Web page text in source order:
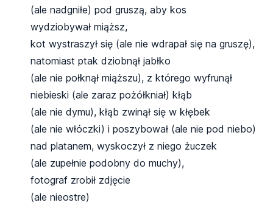
(ale nadgniłe) pod gruszą, aby kos
wydziobywał miąższ,
kot wystraszył się (ale nie wdrapał się na gruszę),
natomiast ptak dziobnął jabłko
(ale nie połknął miąższu), z którego wyfrunął
niebieski (ale zaraz pożółkniał) kłąb
(ale nie dymu), kłąb zwinął się w kłębek
(ale nie włóczki) i poszybował (ale nie pod niebo)
nad platanem, wyskoczył z niego żuczek
(ale zupełnie podobny do muchy),
fotograf zrobił zdjęcie
(ale nieostre)